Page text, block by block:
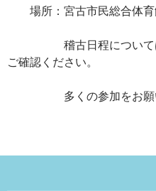
場所：宮古市民総合体育
稽古日程については毎
ご確認ください。
多くの参加をお願い